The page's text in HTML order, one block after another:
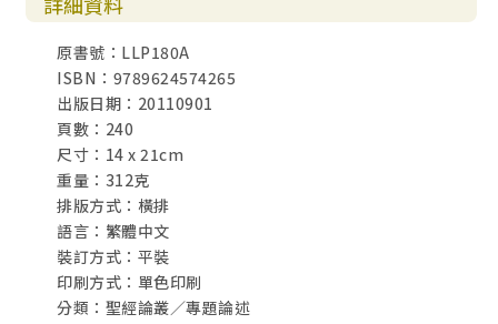
原書號：LLP180A
ISBN：9789624574265
出版日期：20110901
頁數：240
尺寸：14 x 21cm
重量：312克
排版方式：橫排
語言：繁體中文
裝訂方式：平裝
印刷方式：單色印刷
分類：聖經論叢／專題論述